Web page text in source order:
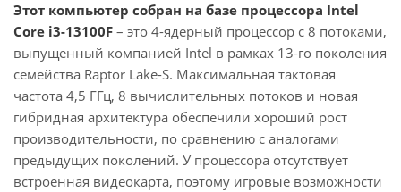
Этот компьютер собран на базе процессора Intel
Core i3-13100F – это 4-ядерный процессор с 8 потоками,
выпущенный компанией Intel в рамках 13-го поколения
семейства Raptor Lake-S. Максимальная тактовая
частота 4,5 ГГц, 8 вычислительных потоков и новая
гибридная архитектура обеспечили хороший рост
производительности, по сравнению с аналогами
предыдущих поколений. У процессора отсутствует
встроенная видеокарта, поэтому игровые возможности